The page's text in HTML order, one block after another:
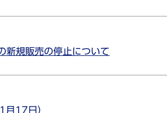
新規販売の停止について
月17日）